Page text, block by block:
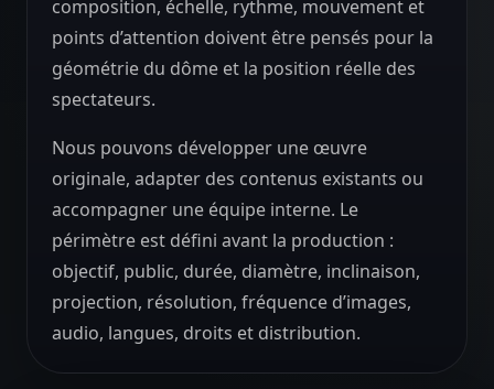
composition, échelle, rythme, mouvement et
points d’attention doivent être pensés pour la
géométrie du dôme et la position réelle des
spectateurs.
Nous pouvons développer une œuvre
originale, adapter des contenus existants ou
accompagner une équipe interne. Le
périmètre est défini avant la production :
objectif, public, durée, diamètre, inclinaison,
projection, résolution, fréquence d’images,
audio, langues, droits et distribution.